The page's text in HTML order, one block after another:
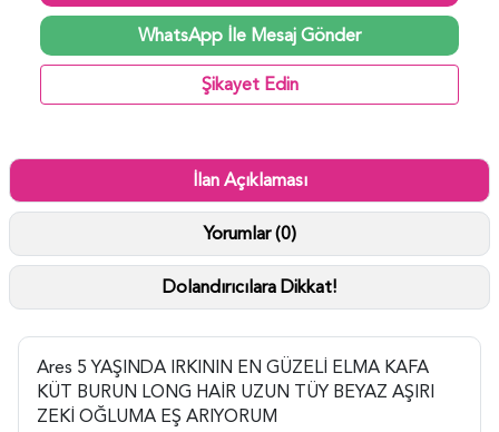
WhatsApp İle Mesaj Gönder
Şikayet Edin
İlan Açıklaması
Yorumlar (0)
Dolandırıcılara Dikkat!
Ares 5 YAŞINDA IRKININ EN GÜZELİ ELMA KAFA
KÜT BURUN LONG HAİR UZUN TÜY BEYAZ AŞIRI
ZEKİ OĞLUMA EŞ ARIYORUM